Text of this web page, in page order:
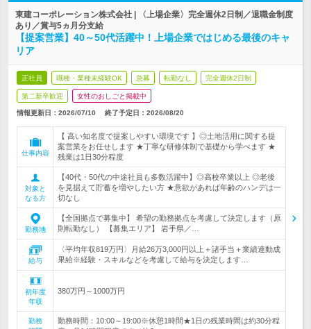
東建コーポレーション株式会社 | 〈上場企業〉完全週休2日制／退職金制度
あり／賞与5ヵ月分支給
【提案営業】40～50代活躍中！上場企業ではじめる最後のキャ
リア
正社員 職種・業種未経験OK 急募 転勤なし 完全週休2日制
第二新卒歓迎 女性のおしごと掲載中
情報更新日：2026/07/10 終了予定日： 2026/08/20
仕事内容
【 高い知名度で提案しやすい環境です 】◎土地活用に関する提
案営業をお任せします ★丁寧な研修体制で基礎から学べます ★
残業は1日30分程度
対象と
なる方
【40代・50代の中途社員も多数活躍中】◎高校卒業以上 ◎老後
を見据えて貯蓄を増やしたい方 ★意欲があれば年齢のハンデは一
切なし
勤務地
【全国拠点で募集中】 希望の勤務拠点を考慮して決定します（原
則転勤なし） 【募集エリア】 岩手県／…
給与
〈平均年収819万円〉月給26万3,000円以上＋諸手当＋業績連動成
果給※経験・スキルなどを考慮して給与を決定します…
初年度
年収
380万円～1000万円
勤務
勤務時間：10:00～19:00※休憩1時間★1日の残業時間は約30分程